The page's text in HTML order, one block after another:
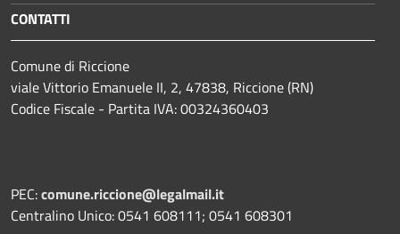
CONTATTI
Comune di Riccione
viale Vittorio Emanuele II, 2, 47838, Riccione (RN)
Codice Fiscale - Partita IVA: 00324360403
PEC:comune.riccione@legalmail.it
Centralino Unico: 0541 608111; 0541 608301